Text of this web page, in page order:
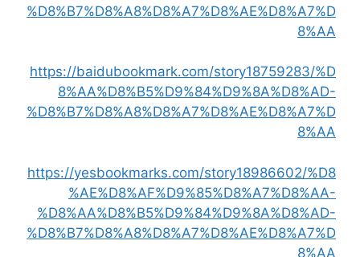
%D8%B7%D8%A8%D8%A7%D8%AE%D8%A7%D
8%AA
https://baidubookmark.com/story18759283/%D
8%AA%D8%B5%D9%84%D9%8A%D8%AD-
%D8%B7%D8%A8%D8%A7%D8%AE%D8%A7%D
8%AA
https://yesbookmarks.com/story18986602/%D8
%AE%D8%AF%D9%85%D8%A7%D8%AA-
%D8%AA%D8%B5%D9%84%D9%8A%D8%AD-
%D8%B7%D8%A8%D8%A7%D8%AE%D8%A7%D
8%AA